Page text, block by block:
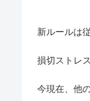
新ルールは
損切ストレ
今現在、他